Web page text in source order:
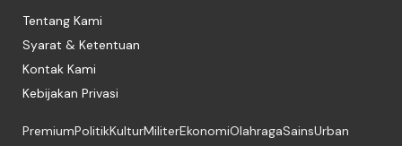
Tentang Kami
Syarat & Ketentuan
Kontak Kami
Kebijakan Privasi
PremiumPolitikKulturMiliterEkonomiOlahragaSainsUrban